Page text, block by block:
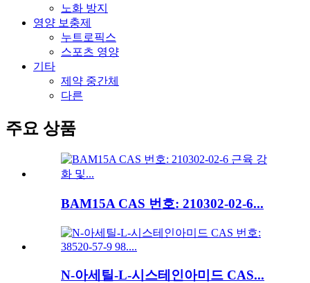
노화 방지
영양 보충제
누트로픽스
스포츠 영양
기타
제약 중간체
다른
주요 상품
BAM15A CAS 번호: 210302-02-6...
N-아세틸-L-시스테인아미드 CAS...